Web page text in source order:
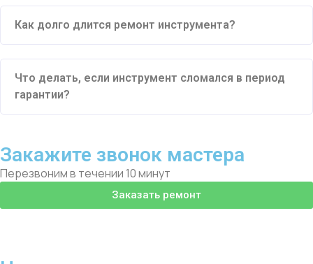
Как долго длится ремонт инструмента?
Что делать, если инструмент сломался в период
гарантии?
Закажите звонок мастера
Перезвоним в течении 10 минут
Заказать ремонт